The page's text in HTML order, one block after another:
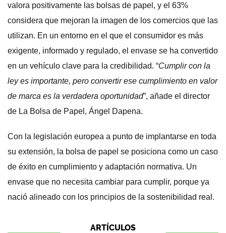
valora positivamente las bolsas de papel, y el 63%
considera que mejoran la imagen de los comercios que las
utilizan. En un entorno en el que el consumidor es más
exigente, informado y regulado, el envase se ha convertido
en un vehículo clave para la credibilidad. “Cumplir con la
ley es importante, pero convertir ese cumplimiento en valor
de marca es la verdadera oportunidad”, añade el director
de La Bolsa de Papel, Ángel Dapena.
Con la legislación europea a punto de implantarse en toda
su extensión, la bolsa de papel se posiciona como un caso
de éxito en cumplimiento y adaptación normativa. Un
envase que no necesita cambiar para cumplir, porque ya
nació alineado con los principios de la sostenibilidad real.
ARTÍCULOS